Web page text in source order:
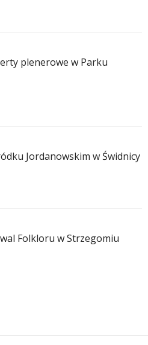
plenerowe w Parku
Jordanowskim w Świdnicy
Folkloru w Strzegomiu